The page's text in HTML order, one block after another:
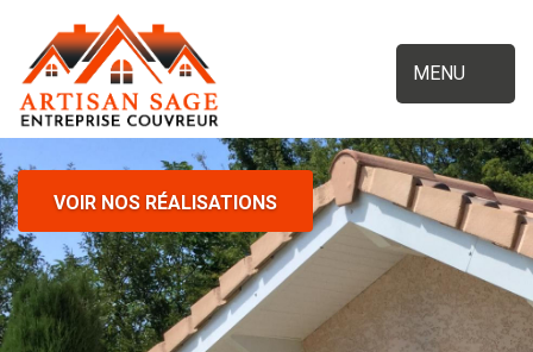
MENU
VOIR NOS RÉALISATIONS